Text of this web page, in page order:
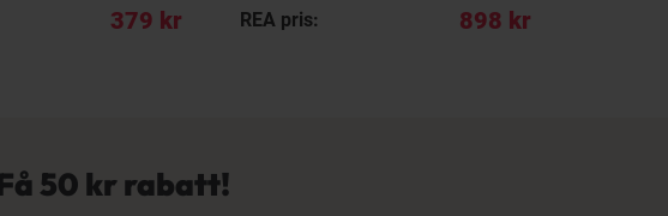
379 kr REA pris: 898 kr
50 kr rabatt!